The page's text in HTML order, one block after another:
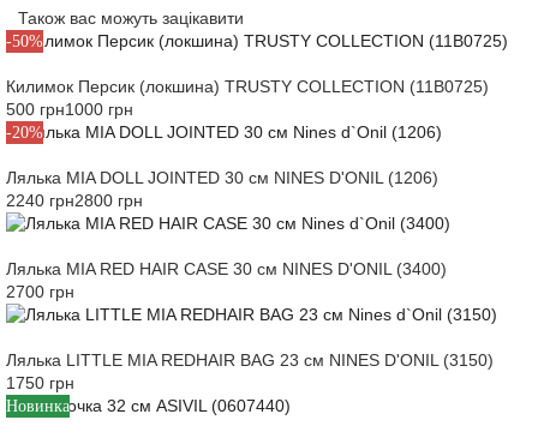
Також вас можуть зацікавити
-50%
Килимок Персик (локшина) TRUSTY COLLECTION (11B0725)
500 грн1000 грн
-20%
Лялька MIA DOLL JOINTED 30 см NINES D'ONIL (1206)
2240 грн2800 грн
Лялька MIA RED HAIR CASE 30 см NINES D'ONIL (3400)
2700 грн
Лялька LITTLE MIA REDHAIR BAG 23 см NINES D'ONIL (3150)
1750 грн
Новинка